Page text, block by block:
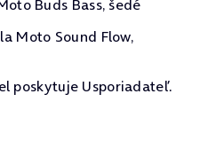
Buds Bass, šedé
Moto Sound Flow,
poskytuje Usporiadateľ.